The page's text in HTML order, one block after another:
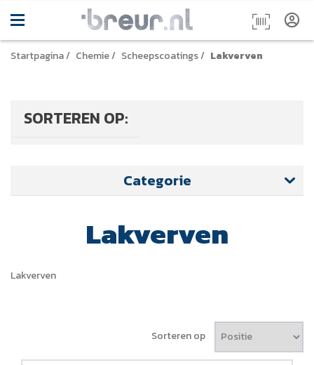
Startpagina/ Chemie/ Scheepscoatings/ Lakverven
SORTEREN OP:
Categorie
Lakverven
Lakverven
Sorteren op